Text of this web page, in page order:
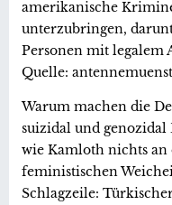
amerikanische
unterzubringen,
Personen mit legalem
Quelle:
Warum machen die
suizidal und
wie Kamloth nichts an
feministischen
Schlagzeile: